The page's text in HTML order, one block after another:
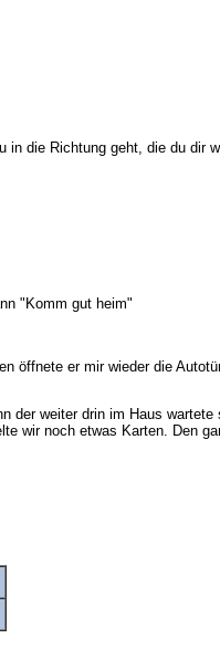
in die Richtung geht, die du dir
"Komm gut heim"
öffnete er mir wieder die
der weiter drin im Haus
wir noch etwas Karten. Den